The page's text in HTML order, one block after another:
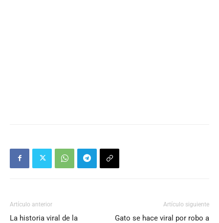
Artículo anterior
La historia viral de la
Artículo siguiente
Gato se hace viral por robo a